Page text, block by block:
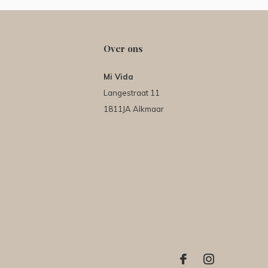
Over ons
Mi Vida
Langestraat 11
1811JA Alkmaar